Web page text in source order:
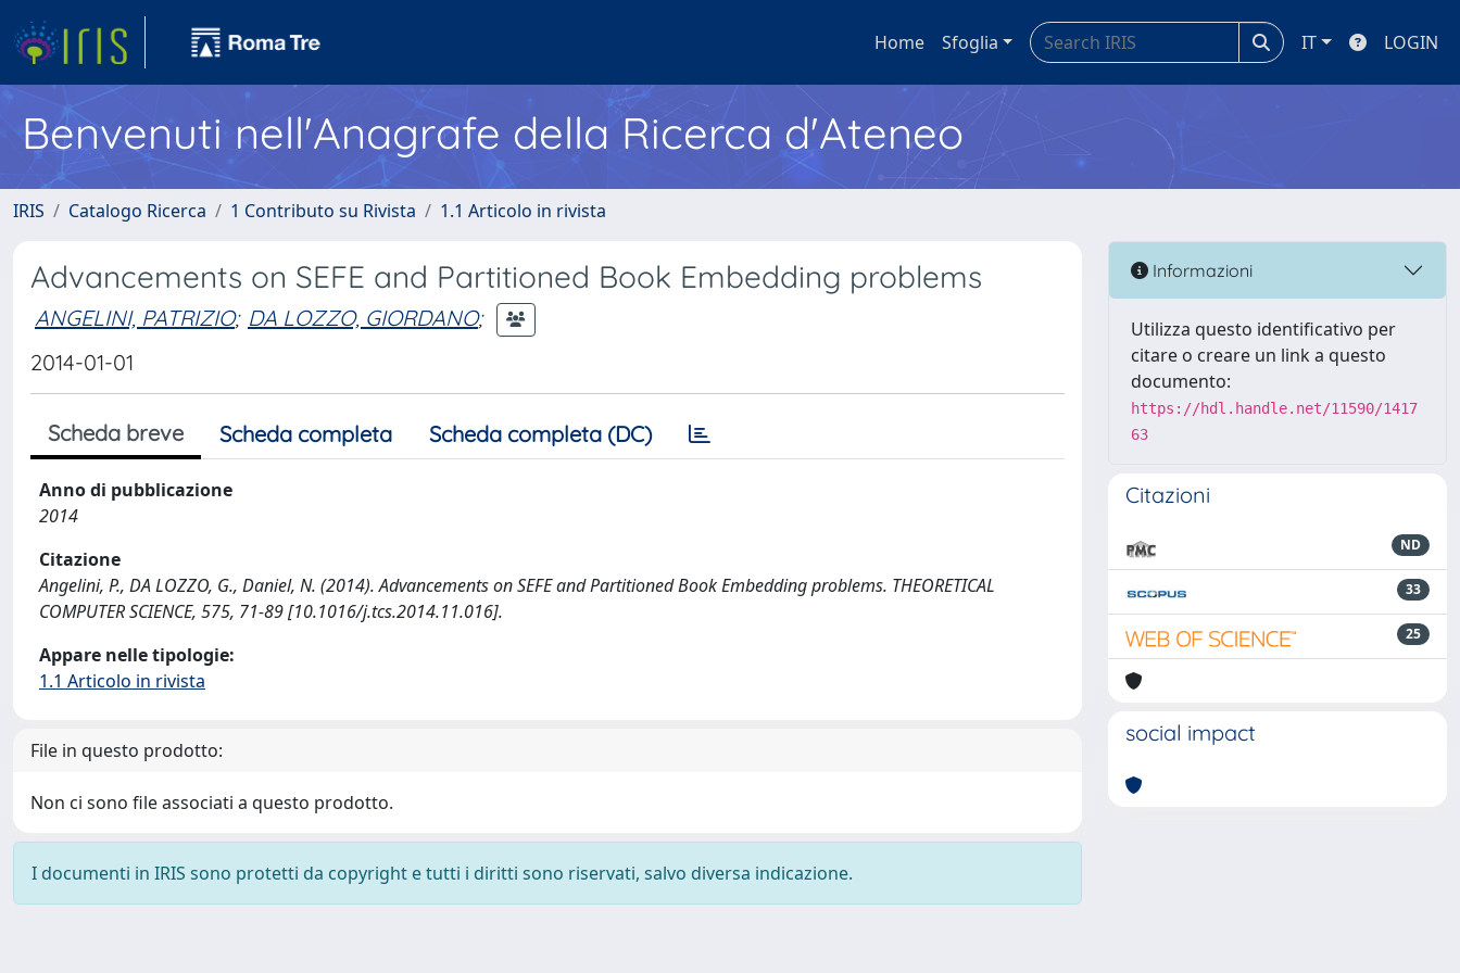
Home Sfoglia IT LOGIN
Benvenuti nell'Anagrafe della Ricerca d'Ateneo
IRIS Catalogo Ricerca 1 Contributo su Rivista 1.1 Articolo in rivista
Advancements on SEFE and Partitioned Book Embedding problems
ANGELINI, PATRIZIO; DA LOZZO, GIORDANO;
2014-01-01
Scheda breve Scheda completa Scheda completa (DC)
Anno di pubblicazione
2014
Citazione
Angelini, P., DA LOZZO, G., Daniel, N. (2014). Advancements on SEFE and Partitioned Book Embedding problems. THEORETICAL
COMPUTER SCIENCE, 575, 71-89 [10.1016/j.tcs.2014.11.016].
Appare nelle tipologie:
1.1 Articolo in rivista
File in questo prodotto:
Non ci sono file associati a questo prodotto.
I documenti in IRIS sono protetti da copyright e tutti i diritti sono riservati, salvo diversa indicazione.
Informazioni
Utilizza questo identificativo per
citare o creare un link a questo
documento:
https://hdl.handle.net/11590/1417
63
Citazioni
ND
33
25
social impact